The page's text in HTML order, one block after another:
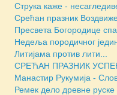
Струка каже -
Срећан празник
Пресвета Богородице
Недеља породичног
Литијама против лити...
СРЕЋАН ПРАЗНИК
Манастир Рукумија -
Ремек дело древне